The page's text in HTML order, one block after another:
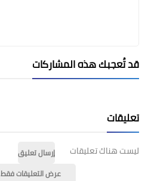
قد تُعجبك هذه المشاركات
تعليقات
ليست هناك تعليقات
إرسال تعليق
عرض التعليقات فقط